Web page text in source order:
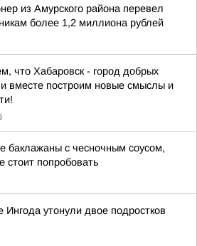
из Амурского района перевел
более 1,2 миллиона рублей
что Хабаровск - город добрых
вместе построим новые смыслы и
баклажаны с чесночным соусом,
стоит попробовать
Ингода утонули двое подростков